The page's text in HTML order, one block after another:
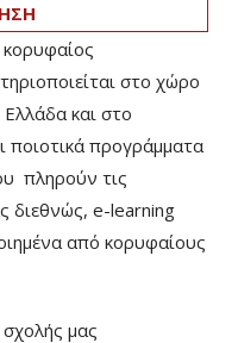
στο χώρο
και στο
ποιοτικά προγράμματα
πληρούν τις
διεθνώς, e-learning
από κορυφαίους
μας